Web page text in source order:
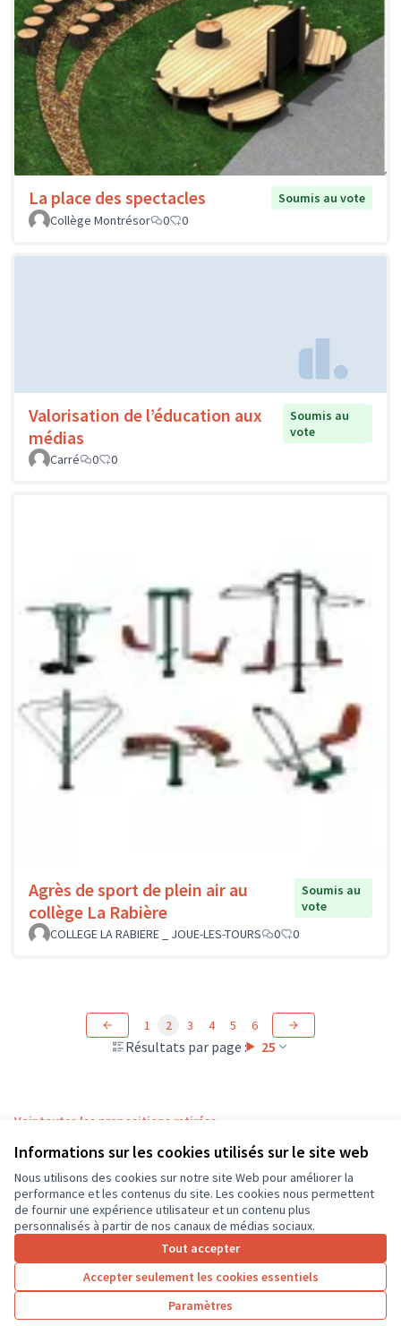
Informations sur les cookies utilisés sur le site web
Nous utilisons des cookies sur notre site Web pour améliorer la
performance et les contenus du site. Les cookies nous permettent
de fournir une expérience utilisateur et un contenu plus
personnalisés à partir de nos canaux de médias sociaux.
Tout accepter
Accepter seulement les cookies essentiels
Paramètres
La place des spectacles
Soumis au vote
Collège Montrésor
0 0
Valorisation de l’éducation aux
médias
Soumis au
vote
Carré
0 0
Agrès de sport de plein air au
collège La Rabière
Soumis au
vote
COLLEGE LA RABIERE _ JOUE-LES-TOURS
0 0
Résultats par page : 25
1 2 3 4 5 6
Voir toutes les propositions retirées
Conditions d'utilisation
Paramètres des cookies
CD37 sur X
(Lien externe)
CD37 sur Facebook
CD37 sur Instagram
CD37 sur YouTube
(Lien externe)
Site réalisé grâce aulogiciel libre Decidim .
Licence
(Lien